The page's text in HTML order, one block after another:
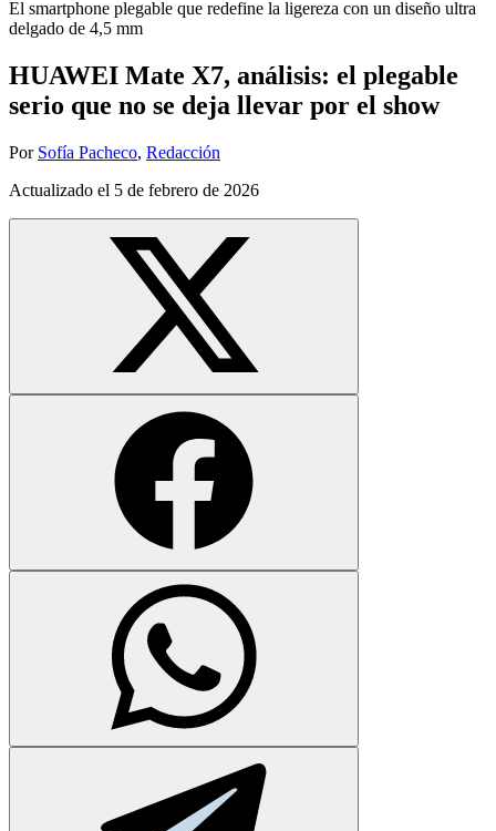
El smartphone plegable que redefine la ligereza con un diseño ultra
delgado de 4,5 mm
HUAWEI Mate X7, análisis: el plegable
serio que no se deja llevar por el show
Por Sofía Pacheco, Redacción
Actualizado el 5 de febrero de 2026